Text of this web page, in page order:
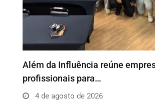
Além da Influência reúne
profissionais para…
4 de agosto de 2026